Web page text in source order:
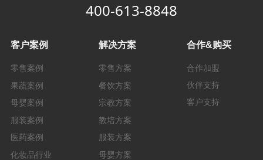
400-613-8848
客户案例
零售案例
果蔬案例
母婴案例
服装案例
医药案例
化妆品行业
解决方案
零售方案
餐饮方案
宗教方案
教培方案
服装方案
母婴方案
合作&购买
合作加盟
伙伴支持
客户支持